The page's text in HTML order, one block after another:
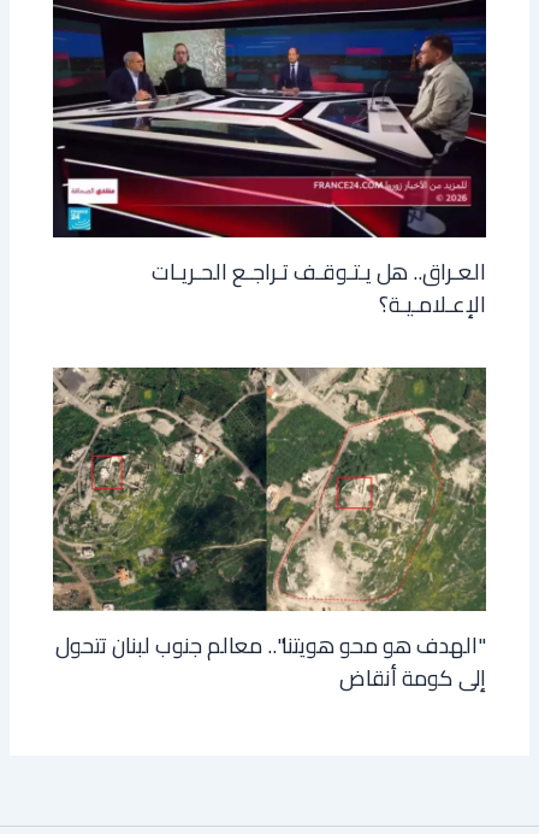
العـراق.. هل يـتـوقـف تـراجـع الحـريـات
الإعـلامـيـة؟
"الهدف هو محو هويتنا".. معالم جنوب لبنان تتحول
إلى كومة أنقاض